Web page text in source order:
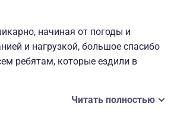
начиная от погоды и
и нагрузкой, большое спасибо
ребятам, которые ездили в
и 4 дня и солянка, остальная тоже
Читать полностью